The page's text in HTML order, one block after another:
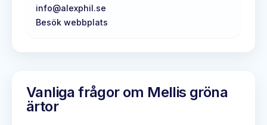
info@alexphil.se
Besök webbplats
Vanliga frågor om Mellis gröna
ärtor